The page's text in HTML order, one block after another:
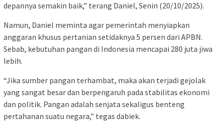
depannya semakin baik,” terang Daniel, Senin (20/10/2025).
Namun, Daniel meminta agar pemerintah menyiapkan
anggaran khusus pertanian setidaknya 5 persen dari APBN.
Sebab, kebutuhan pangan di Indonesia mencapai 280 juta jiwa
lebih.
“Jika sumber pangan terhambat, maka akan terjadi gejolak
yang sangat besar dan berpengaruh pada stabilitas ekonomi
dan politik. Pangan adalah senjata sekaligus benteng
pertahanan suatu negara,” tegas dabiek.